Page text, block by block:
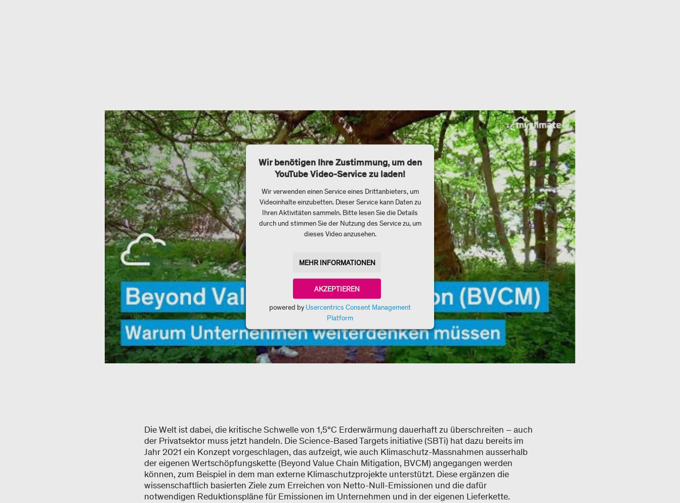
Wir benötigen Ihre Zustimmung, um den
YouTube Video-Service zu laden!
Wir verwenden einen Service eines Drittanbieters, um
Videoinhalte einzubetten. Dieser Service kann Daten zu
Ihren Aktivitäten sammeln. Bitte lesen Sie die Details
durch und stimmen Sie der Nutzung des Service zu, um
dieses Video anzusehen.
MEHR INFORMATIONEN
AKZEPTIEREN
powered by Usercentrics Consent Management
Platform
Die Welt ist dabei, die kritische Schwelle von 1,5°C Erderwärmung dauerhaft zu überschreiten – auch
der Privatsektor muss jetzt handeln. Die Science-Based Targets initiative (SBTi) hat dazu bereits im
Jahr 2021 ein Konzept vorgeschlagen, das aufzeigt, wie auch Klimaschutz-Massnahmen ausserhalb
der eigenen Wertschöpfungskette (Beyond Value Chain Mitigation, BVCM) angegangen werden
können, zum Beispiel in dem man externe Klimaschutzprojekte unterstützt. Diese ergänzen die
wissenschaftlich basierten Ziele zum Erreichen von Netto-Null-Emissionen und die dafür
notwendigen Reduktionspläne für Emissionen im Unternehmen und in der eigenen Lieferkette.